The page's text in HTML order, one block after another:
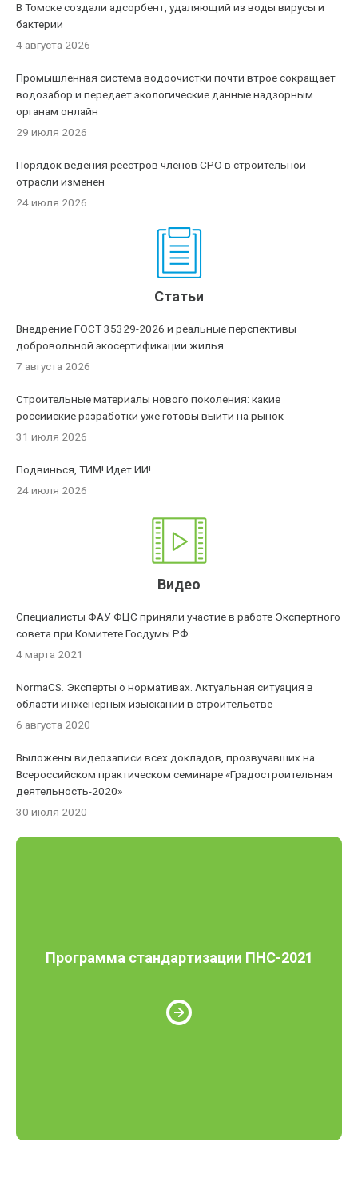
В Томске создали адсорбент, удаляющий из воды вирусы и
бактерии
4 августа 2026
Промышленная система водоочистки почти втрое сокращает
водозабор и передает экологические данные надзорным
органам онлайн
29 июля 2026
Порядок ведения реестров членов СРО в строительной
отрасли изменен
24 июля 2026
Статьи
Внедрение ГОСТ 35329-2026 и реальные перспективы
добровольной экосертификации жилья
7 августа 2026
Строительные материалы нового поколения: какие
российские разработки уже готовы выйти на рынок
31 июля 2026
Подвинься, ТИМ! Идет ИИ!
24 июля 2026
Видео
Специалисты ФАУ ФЦС приняли участие в работе Экспертного
совета при Комитете Госдумы РФ
4 марта 2021
NormaCS. Эксперты о нормативах. Актуальная ситуация в
области инженерных изысканий в строительстве
6 августа 2020
Выложены видеозаписи всех докладов, прозвучавших на
Всероссийском практическом семинаре «Градостроительная
деятельность-2020»
30 июля 2020
Программа стандартизации ПНС-2021